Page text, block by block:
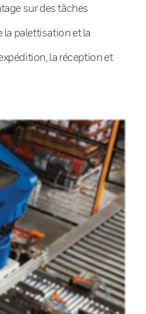
sur des tâches
la palettisation et la
la réception et